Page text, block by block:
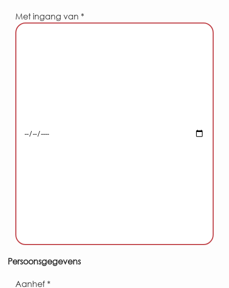
Met ingang van *
Persoonsgegevens
Aanhef *